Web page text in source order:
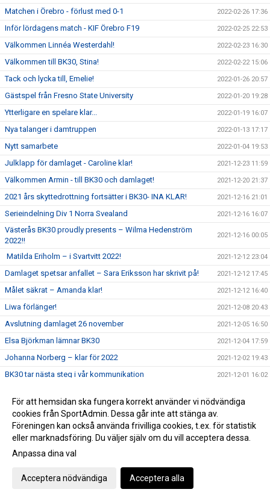
Matchen i Örebro - förlust med 0-1 2022-02-26 17:36
Inför lördagens match - KIF Örebro F19 2022-02-25 22:53
Välkommen Linnéa Westerdahl! 2022-02-23 16:30
Välkommen till BK30, Stina! 2022-02-22 15:06
Tack och lycka till, Emelie! 2022-01-26 20:57
Gästspel från Fresno State University 2022-01-20 19:28
Ytterligare en spelare klar... 2022-01-19 16:07
Nya talanger i damtruppen 2022-01-13 17:17
Nytt samarbete 2022-01-04 19:53
Julklapp för damlaget - Caroline klar! 2021-12-23 11:59
Välkommen Armin - till BK30 och damlaget! 2021-12-20 21:37
2021 års skyttedrottning fortsätter i BK30- INA KLAR! 2021-12-16 21:01
Serieindelning Div 1 Norra Svealand 2021-12-16 16:07
Västerås BK30 proudly presents – Wilma Hedenström
2022!!
2021-12-16 00:05
Matilda Eriholm – i Svartvitt 2022! 2021-12-12 23:04
Damlaget spetsar anfallet – Sara Eriksson har skrivit på! 2021-12-12 17:45
Målet säkrat – Amanda klar! 2021-12-12 16:40
Liwa förlänger! 2021-12-08 20:43
Avslutning damlaget 26 november 2021-12-05 16:50
Elsa Björkman lämnar BK30 2021-12-04 17:59
Johanna Norberg – klar för 2022 2021-12-02 19:43
BK30 tar nästa steg i vår kommunikation 2021-12-01 16:02
Spelare rullar in nu - det går bra nu!! Del 1 2021-11-29 19:43
Clara förlänger! 2021-11-23 23:19
Matchen slut förlust med 6-2 mot F-15 Landslaget 2021-11-21 09:01
Damlaget mot landslaget!!
Förlängningar av kontrakt
För att hemsidan ska fungera korrekt använder vi nödvändiga
cookies från SportAdmin. Dessa går inte att stänga av.
Föreningen kan också använda frivilliga cookies, t.ex. för statistik
eller marknadsföring. Du väljer själv om du vill acceptera dessa.
Anpassa dina val
Acceptera nödvändiga Acceptera alla